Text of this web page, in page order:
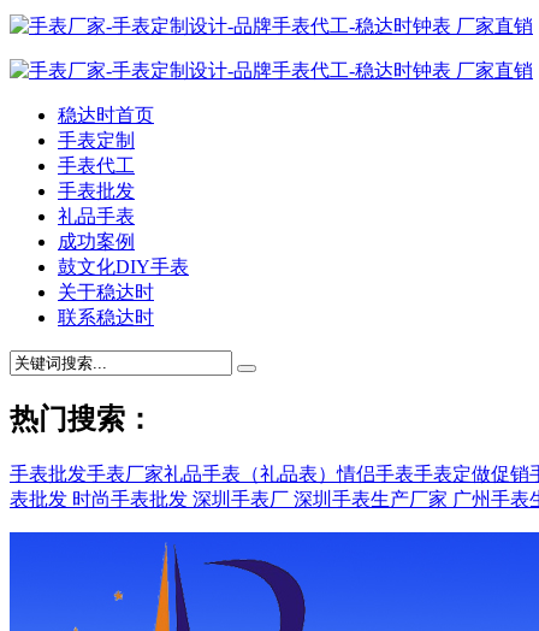
稳达时首页
手表定制
手表代工
手表批发
礼品手表
成功案例
鼓文化DIY手表
关于稳达时
联系稳达时
热门搜索：
手表批发手表厂家礼品手表（礼品表）情侣手表手表定做促销
表批发 时尚手表批发 深圳手表厂 深圳手表生产厂家 广州手表